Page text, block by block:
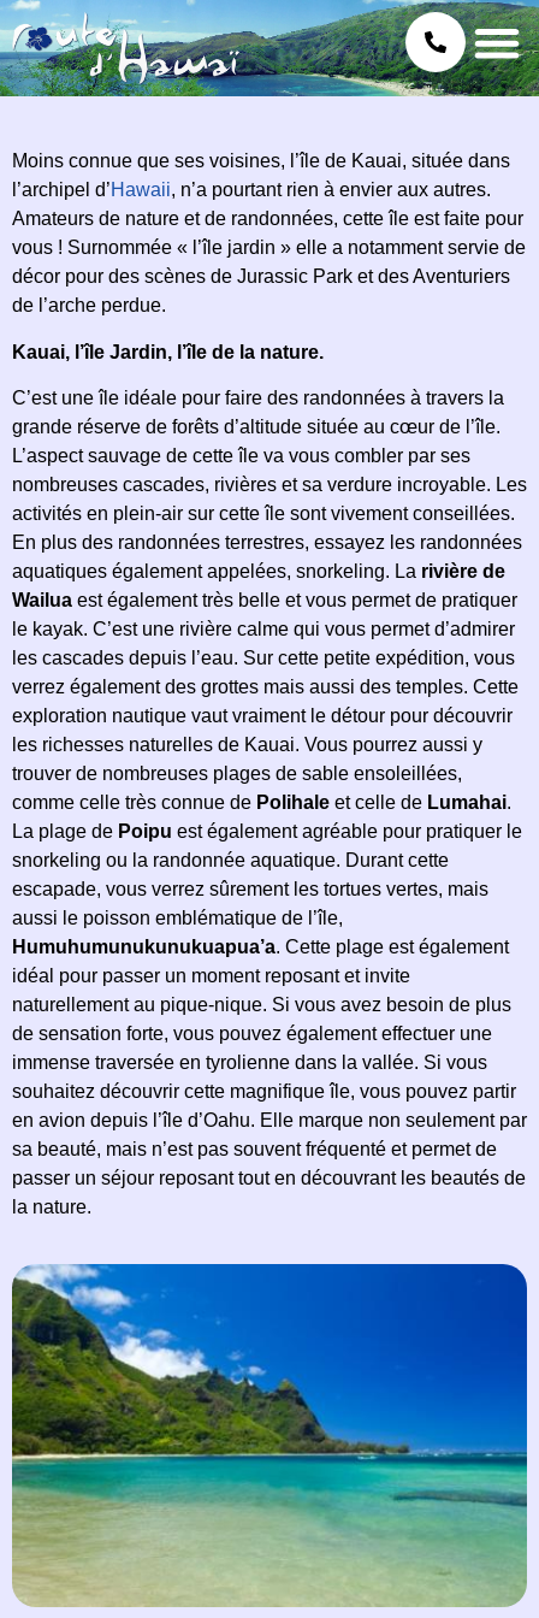
Moins connue que ses voisines, l’île de Kauai, située dans
l’archipel d’Hawaii, n’a pourtant rien à envier aux autres.
Amateurs de nature et de randonnées, cette île est faite pour
vous ! Surnommée « l’île jardin » elle a notamment servie de
décor pour des scènes de Jurassic Park et des Aventuriers
de l’arche perdue.
Kauai, l’île Jardin, l’île de la nature.
C’est une île idéale pour faire des randonnées à travers la
grande réserve de forêts d’altitude située au cœur de l’île.
L’aspect sauvage de cette île va vous combler par ses
nombreuses cascades, rivières et sa verdure incroyable. Les
activités en plein-air sur cette île sont vivement conseillées.
En plus des randonnées terrestres, essayez les randonnées
aquatiques également appelées, snorkeling. La rivière de
Wailua est également très belle et vous permet de pratiquer
le kayak. C’est une rivière calme qui vous permet d’admirer
les cascades depuis l’eau. Sur cette petite expédition, vous
verrez également des grottes mais aussi des temples. Cette
exploration nautique vaut vraiment le détour pour découvrir
les richesses naturelles de Kauai. Vous pourrez aussi y
trouver de nombreuses plages de sable ensoleillées,
comme celle très connue de Polihale et celle de Lumahai.
La plage de Poipu est également agréable pour pratiquer le
snorkeling ou la randonnée aquatique. Durant cette
escapade, vous verrez sûrement les tortues vertes, mais
aussi le poisson emblématique de l’île,
Humuhumunukunukuapua’a. Cette plage est également
idéal pour passer un moment reposant et invite
naturellement au pique-nique. Si vous avez besoin de plus
de sensation forte, vous pouvez également effectuer une
immense traversée en tyrolienne dans la vallée. Si vous
souhaitez découvrir cette magnifique île, vous pouvez partir
en avion depuis l’île d’Oahu. Elle marque non seulement par
sa beauté, mais n’est pas souvent fréquenté et permet de
passer un séjour reposant tout en découvrant les beautés de
la nature.